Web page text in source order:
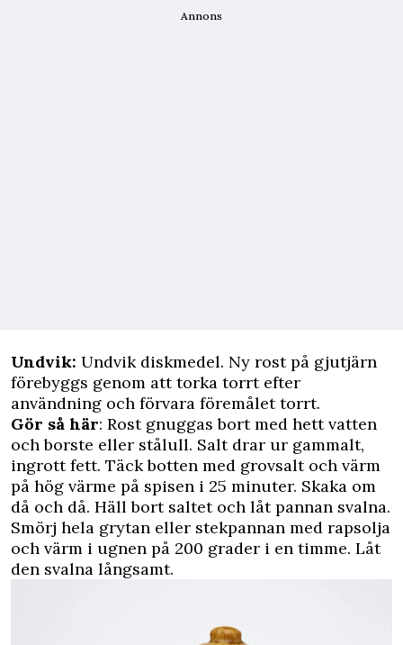
Annons
Undvik: Undvik diskmedel. Ny rost på gjutjärn
förebyggs genom att torka torrt efter
användning och förvara föremålet torrt.
Gör så här: Rost gnuggas bort med hett vatten
och borste eller stålull. Salt drar ur gammalt,
ingrott fett. Täck botten med grovsalt och värm
på hög värme på spisen i 25 minuter. Skaka om
då och då. Häll bort saltet och låt pannan svalna.
Smörj hela grytan eller stekpannan med rapsolja
och värm i ugnen på 200 grader i en timme. Låt
den svalna långsamt.